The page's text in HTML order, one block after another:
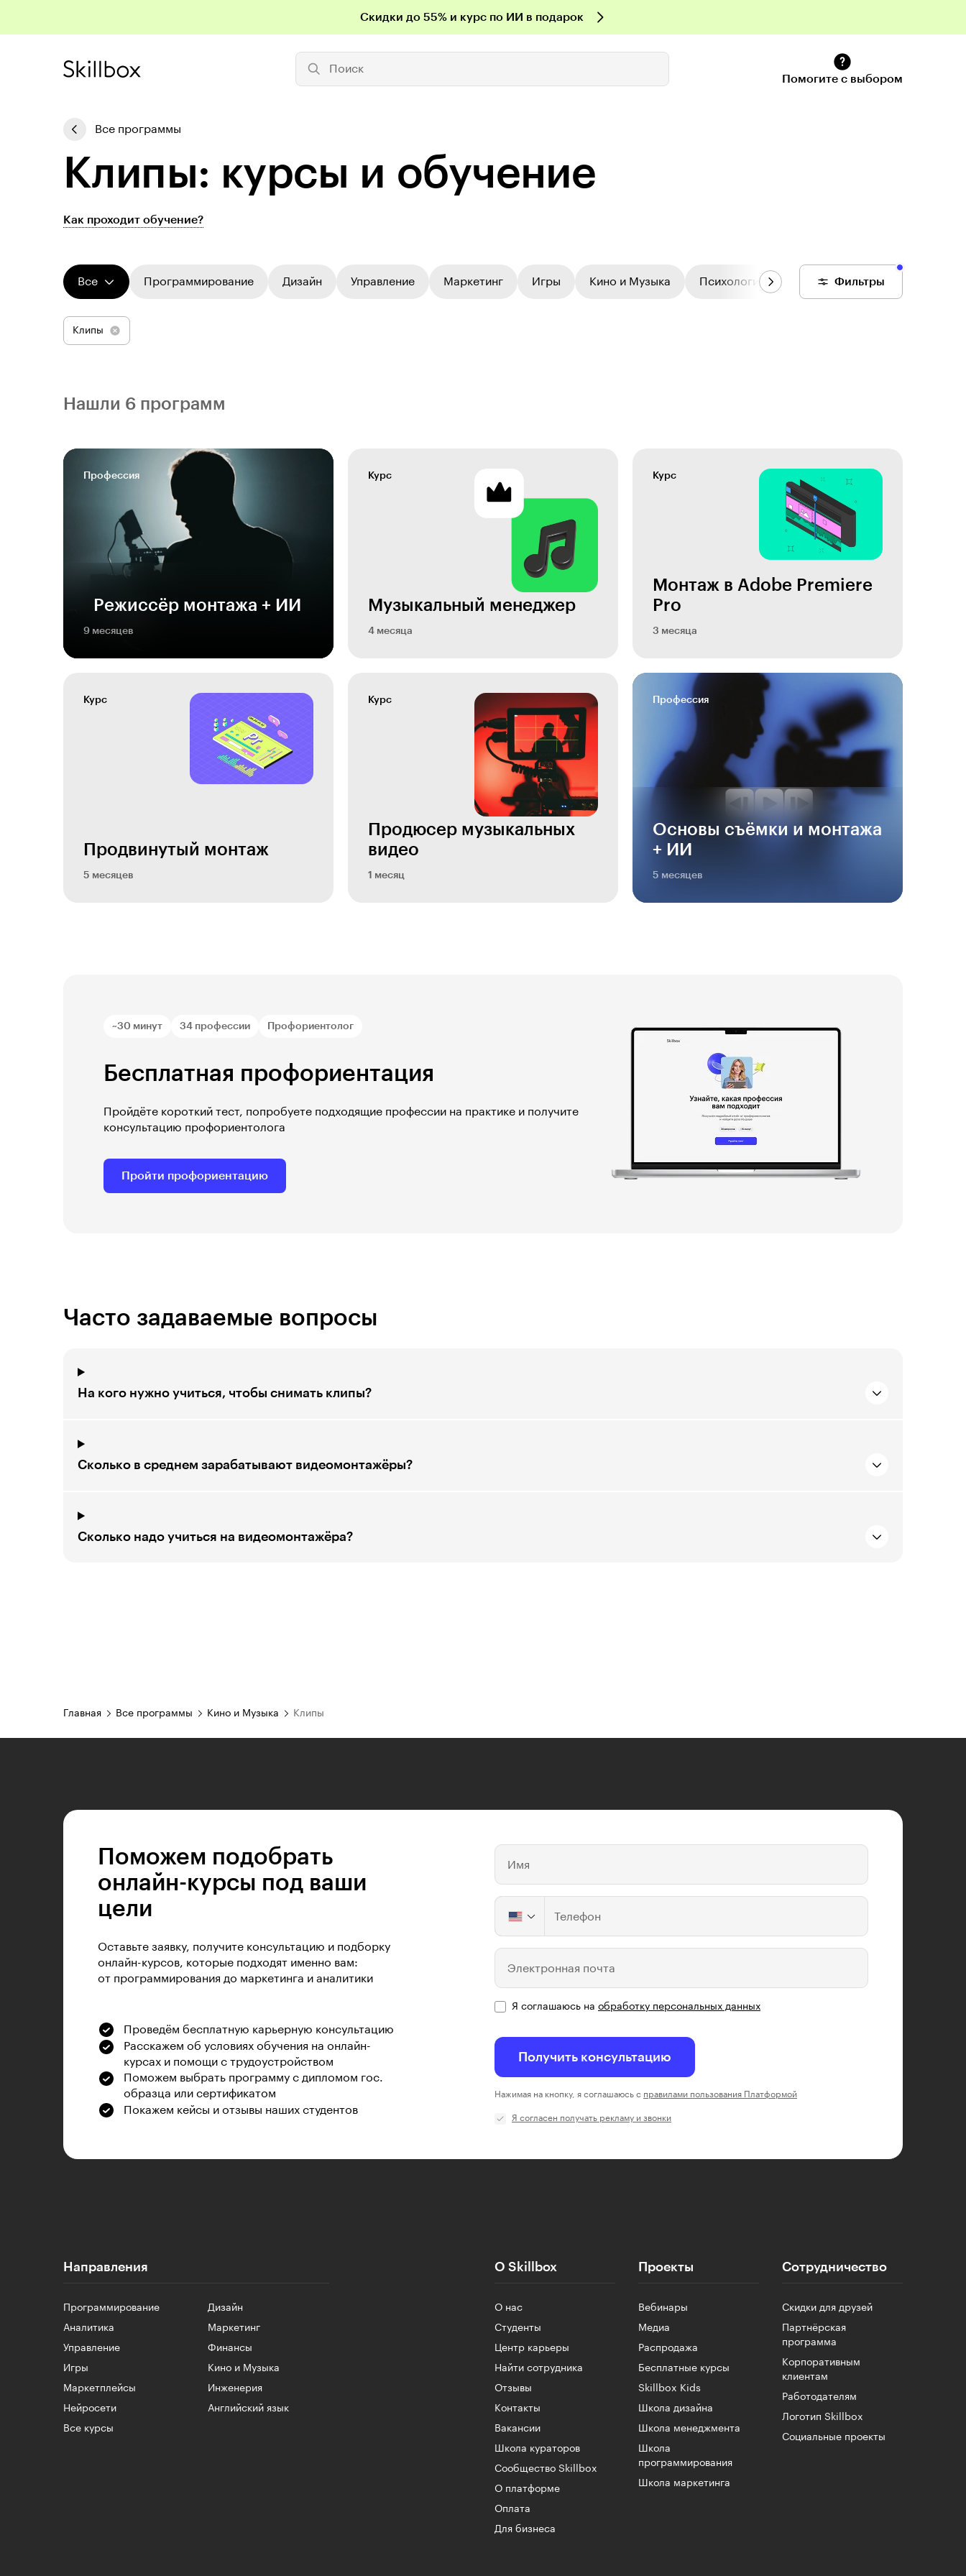
Скидки до 55% и курс по ИИ в подарок
Поиск
Помогите с выбором
Все программы
Клипы: курсы и обучение
Как проходит обучение?
Фильтры
Все Программирование Дизайн Управление Маркетинг Игры Кино и Музыка Психология Цифровой колледж
Клипы
Нашли 6 программ
Профессия
Режиссёр монтажа + ИИ
9 месяцев
Курс
Музыкальный менеджер
4 месяца
Курс
Монтаж в Adobe Premiere
Pro
3 месяца
Курс
Продвинутый монтаж
5 месяцев
Курс
Продюсер музыкальных
видео
1 месяц
Профессия
Основы съёмки и монтажа
+ ИИ
5 месяцев
~30 минут 34 профессии Профориентолог
Бесплатная профориентация
Пройдёте короткий тест, попробуете подходящие профессии на практике и получите
консультацию профориентолога
Пройти профориентацию
Часто задаваемые вопросы
На кого нужно учиться, чтобы снимать клипы?
Сколько в среднем зарабатывают видеомонтажёры?
Сколько надо учиться на видеомонтажёра?
Главная Все программы Кино и Музыка Клипы
Поможем подобрать
онлайн-курсы под ваши
цели
Оставьте заявку, получите консультацию и подборку
онлайн-курсов, которые подходят именно вам:
от программирования до маркетинга и аналитики
Проведём бесплатную карьерную консультацию
Расскажем об условиях обучения на онлайн-
курсах и помощи с трудоустройством
Поможем выбрать программу с дипломом гос.
образца или сертификатом
Покажем кейсы и отзывы наших студентов
Имя
Телефон
Электронная почта
Я соглашаюсь на обработку персональных данных
Получить консультацию
Нажимая на кнопку, я соглашаюсь с правилами пользования Платформой
Я согласен получать рекламу и звонки
Направления
Программирование
Дизайн
Аналитика
Маркетинг
Управление
Финансы
Игры
Кино и Музыка
Маркетплейсы
Инженерия
Нейросети
Английский язык
Все курсы
О Skillbox
О нас
Студенты
Центр карьеры
Найти сотрудника
Отзывы
Контакты
Вакансии
Школа кураторов
Сообщество Skillbox
О платформе
Оплата
Для бизнеса
Проекты
Вебинары
Медиа
Распродажа
Бесплатные курсы
Skillbox Kids
Школа дизайна
Школа менеджмента
Школа
программирования
Школа маркетинга
Сотрудничество
Скидки для друзей
Партнёрская
программа
Корпоративным
клиентам
Работодателям
Логотип Skillbox
Социальные проекты